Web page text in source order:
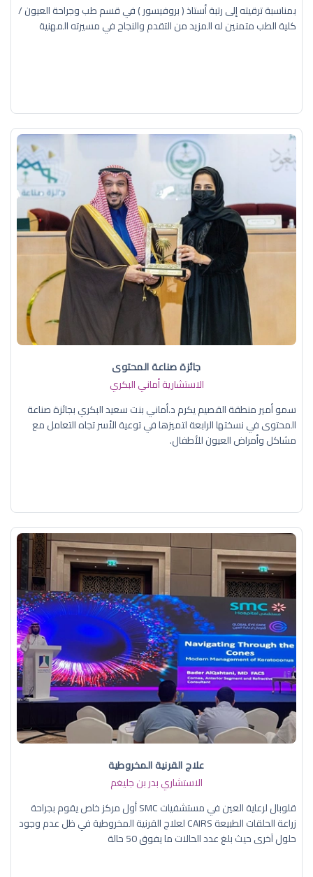
بمناسبة ترقيته إلى رتبة أستاذ ( بروفيسور ) في قسم طب وجراحة العيون /
كلية الطب متمنين له المزيد من التقدم والنجاح في مسيرته المهنية
جائزة صناعة المحتوى
الاستشارية أماني البكري
سمو أمير منطقة القصيم يكرم د.أماني بنت سعيد البكري بجائزة صناعة
المحتوى في نسختها الرابعة لتميزها في توعية الأسر تجاه التعامل مع
مشاكل وأمراض العيون للأطفال.
علاج القرنية المخروطية
الاستشاري بدر بن جليغم
قلوبال لرعاية العين في مستشفيات SMC أول مركز خاص يقوم بجراحة
زراعة الحلقات الطبيعة CAIRS لعلاج القرنية المخروطية في ظل عدم وجود
حلول آخرى حيث بلغ عدد الحالات ما يفوق 50 حالة